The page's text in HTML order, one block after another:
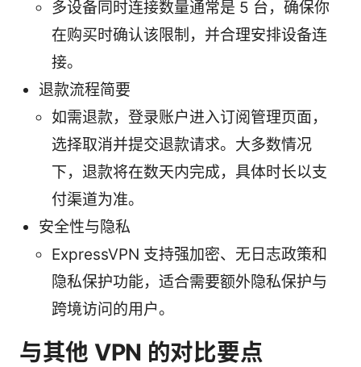
多设备同时连接数量通常是 5 台，确保你
在购买时确认该限制，并合理安排设备连
接。
退款流程简要
如需退款，登录账户进入订阅管理页面，
选择取消并提交退款请求。大多数情况
下，退款将在数天内完成，具体时长以支
付渠道为准。
安全性与隐私
ExpressVPN 支持强加密、无日志政策和
隐私保护功能，适合需要额外隐私保护与
跨境访问的用户。
与其他 VPN 的对比要点